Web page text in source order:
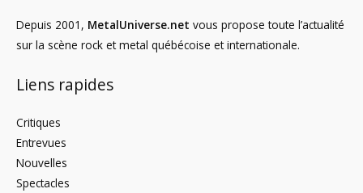
Depuis 2001, MetalUniverse.net vous propose toute l’actualité
sur la scène rock et metal québécoise et internationale.
Liens rapides
Critiques
Entrevues
Nouvelles
Spectacles